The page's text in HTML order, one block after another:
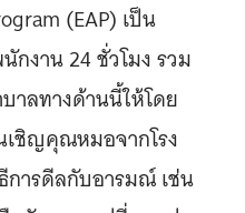
(EAP) เป็น
กงาน 24 ชั่วโมง รวม
าลทางด้านนี้ให้โดย
เชิญคุณหมอจากโรง
ารดีลกับอารมณ์ เช่น